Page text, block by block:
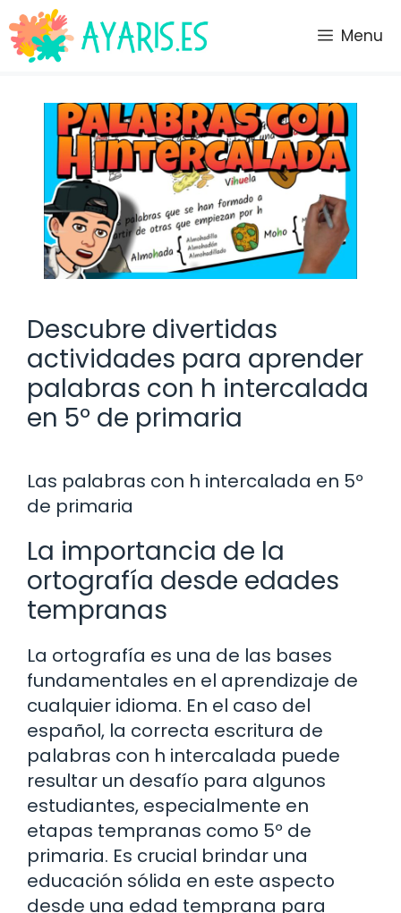
Saltar
al
contenido
Menu
Descubre divertidas
actividades para aprender
palabras con h intercalada
en 5º de primaria
Las palabras con h intercalada en 5º
de primaria
La importancia de la
ortografía desde edades
tempranas
La ortografía es una de las bases
fundamentales en el aprendizaje de
cualquier idioma. En el caso del
español, la correcta escritura de
palabras con h intercalada puede
resultar un desafío para algunos
estudiantes, especialmente en
etapas tempranas como 5º de
primaria. Es crucial brindar una
educación sólida en este aspecto
desde una edad temprana para